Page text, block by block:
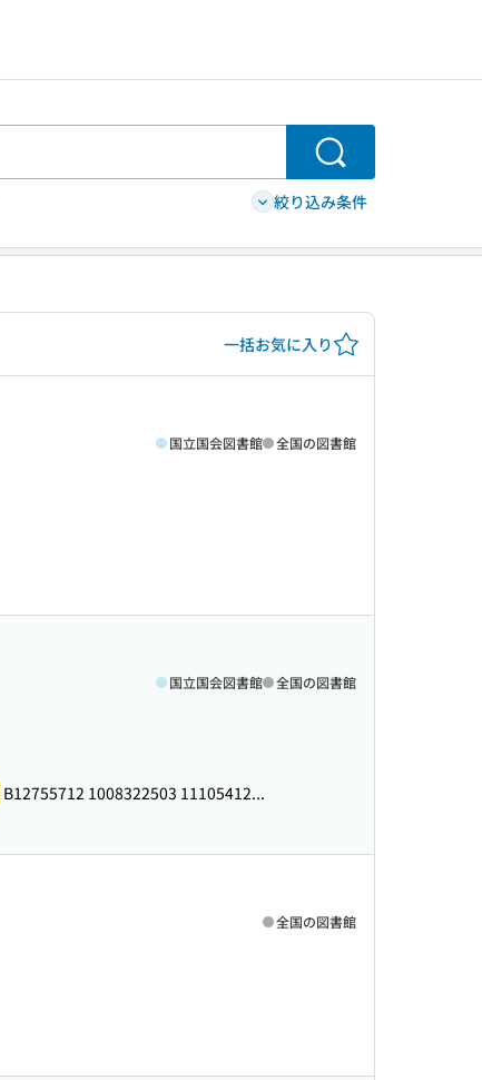
検索
絞り込み条件
一括お気に入り
国立国会図書館 全国の図書館
国立国会図書館 全国の図書館
B12755712 1008322503 11105412...
全国の図書館